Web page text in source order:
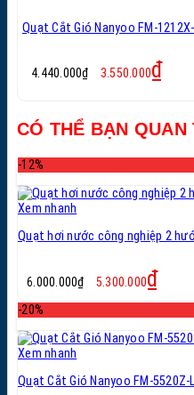
Quạt Cắt Gió Nanyoo FM-
4.440.000₫
Giá
gốc
3.550.000₫
CÓ THỂ BẠN QUAN
-12%
Xem nhanh
Quạt hơi nước công nghiệp 2
6.000.000₫
Giá
gốc
là:
6.000.000₫.
5.300.000₫
tại
là:
-20%
Xem nhanh
Quạt Cắt Gió Nanyoo FM-5520Z-